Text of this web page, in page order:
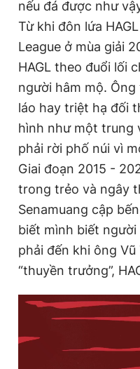
nếu đá được như
Từ khi đôn lứa
League ở mùa giải
HAGL theo đuổi lối
người hâm mộ.
láo hay triệt hạ đối
hình như một trung
phải rời phố núi vì
Giai đoạn 2015 -
trong trẻo và ngây
Senamuang cập
biết mình biết
phải đến khi ông
“thuyền trưởng”,